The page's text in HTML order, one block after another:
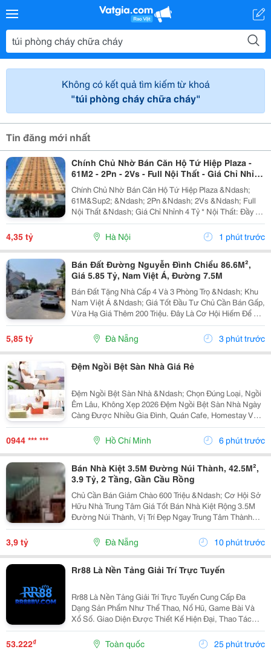
Không có kết quả tìm kiếm từ khoá
"túi phòng cháy chữa cháy"
Tin đăng mới nhất
Chính Chủ Nhờ Bán Căn Hộ Tứ Hiệp Plaza -
61M2 - 2Pn - 2Vs - Full Nội Thất - Giá Chỉ Nhỉnh
4 Tỷ
Chính Chủ Nhờ Bán Căn Hộ Tứ Hiệp Plaza &Ndash;
61M&Sup2; &Ndash; 2Pn &Ndash; 2Vs &Ndash; Full
Nội Thất &Ndash; Giá Chỉ Nhỉnh 4 Tỷ * Nội Thất: Đầy Đủ
Điều Hòa, Giường, Tủ Lạnh Và Các Trang Thiết Bị Cần
Thiết. - Hướng Cửa: Đông Nam. - Ban Công:...
4,35 tỷ Hà Nội 1 phút trước
Bán Đất Đường Nguyễn Đình Chiểu 86.6M²,
Giá 5.85 Tỷ, Nam Việt Á, Đường 7.5M
Bán Đất Tặng Nhà Cấp 4 Và 3 Phòng Trọ &Ndash; Khu
Nam Việt Á &Ndash; Giá Tốt Đầu Tư Chủ Cần Bán Gấp,
Vừa Hạ Giá Thêm 200 Triệu. Đây Là Cơ Hội Hiếm Để Sở
Hữu Lô Đất Đẹp Tại Đường Nguyễn Đình Chiểu, Khu
Nam Việt Á &Ndash; Một Trong Những Khu Vực Có...
5,85 tỷ Đà Nẵng 3 phút trước
Đệm Ngồi Bệt Sàn Nhà Giá Rẻ
Đệm Ngồi Bệt Sàn Nhà &Ndash; Chọn Đúng Loại, Ngồi
Êm Lâu, Không Xẹp 2026 Đệm Ngồi Bệt Sàn Nhà Ngày
Càng Được Nhiều Gia Đình, Quán Cafe, Homestay Và
Không Gian Thư Giãn Lựa Chọn Nhờ Sự Tiện Lợi, Gọn
Gàng Và Tạo Cảm Giác Ngồi Thoải Mái. Tuy Nhiên Để...
0944 *** *** Hồ Chí Minh 6 phút trước
Bán Nhà Kiệt 3.5M Đường Núi Thành, 42.5M²,
3.9 Tỷ, 2 Tầng, Gần Cầu Rồng
Chủ Cần Bán Giảm Chào 600 Triệu &Ndash; Cơ Hội Sở
Hữu Nhà Trung Tâm Giá Tốt Bán Nhà Kiệt Rộng 3.5M
Đường Núi Thành, Vị Trí Đẹp Ngay Trung Tâm Thành
Phố, Thuận Tiện An Cư Hoặc Đầu Tư Sinh Lời. Thông
Tin Chi Tiết: Diện Tích: 42.5M&Sup2; (Ngang 4M,...
3,9 tỷ Đà Nẵng 10 phút trước
Rr88 Là Nền Tảng Giải Trí Trực Tuyến
Rr88 Là Nền Tảng Giải Trí Trực Tuyến Cung Cấp Đa
Dạng Sản Phẩm Như Thể Thao, Nổ Hũ, Game Bài Và
Xổ Số. Giao Diện Được Thiết Kế Hiện Đại, Thao Tác
Đơn Giản Và Tối Ưu Trên Nhiều Thiết Bị. Người Dùng
Có Thể Khám Phá Hệ Sinh Thái Giải Trí Đa Dạng Tại...
53.222₫ Toàn quốc 25 phút trước